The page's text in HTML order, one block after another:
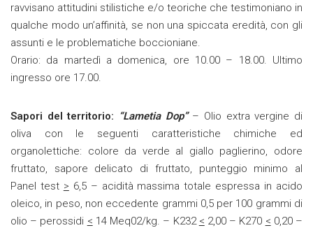
ravvisano attitudini stilistiche e/o teoriche che testimoniano in
qualche modo un’affinità, se non una spiccata eredità, con gli
assunti e le problematiche boccioniane.
Orario: da martedì a domenica, ore 10.00 – 18.00. Ultimo
ingresso ore 17.00.
Sapori del territorio: “Lametia Dop”– Olio extra vergine di
oliva con le seguenti caratteristiche chimiche ed
organolettiche: colore da verde al giallo paglierino, odore
fruttato, sapore delicato di fruttato, punteggio minimo al
Panel test > 6,5 – acidità massima totale espressa in acido
oleico, in peso, non eccedente grammi 0,5 per 100 grammi di
olio – perossidi < 14 Meq02/kg. – K232 < 2,00 – K270 < 0,20 –